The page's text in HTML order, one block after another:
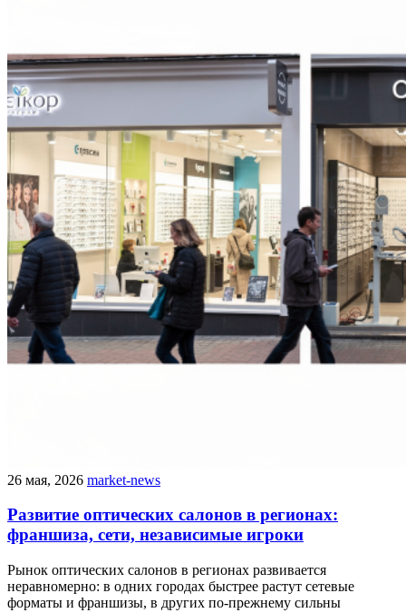
26 мая, 2026 market-news
Развитие оптических салонов в регионах:
франшиза, сети, независимые игроки
Рынок оптических салонов в регионах развивается
неравномерно: в одних городах быстрее растут сетевые
форматы и франшизы, в других по-прежнему сильны